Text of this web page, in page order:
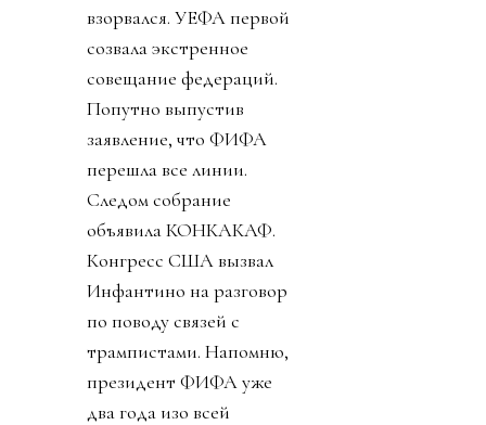
взорвался. УЕФА первой
созвала экстренное
совещание федераций.
Попутно выпустив
заявление, что ФИФА
перешла все линии.
Следом собрание
объявила КОНКАКАФ.
Конгресс США вызвал
Инфантино на разговор
по поводу связей с
трампистами. Напомню,
президент ФИФА уже
два года изо всей